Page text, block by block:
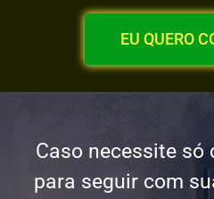
EU QUERO
Caso necessite só
para seguir com